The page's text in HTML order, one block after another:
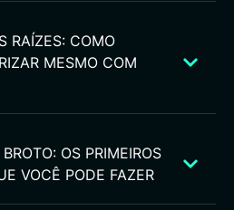
COMO
MESMO COM
OS PRIMEIROS
VOCÊ PODE FAZER